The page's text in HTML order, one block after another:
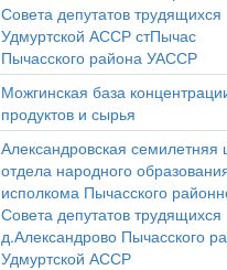
Совета депутатов трудящихся
Удмуртской АССР стПычас
Пычасского района УАССР
Можгинская база
продуктов и сырья
Александровская семилетняя
отдела народного
исполкома Пычасского
Совета депутатов трудящихся
д.Александрово Пычасского
Удмуртской АССР